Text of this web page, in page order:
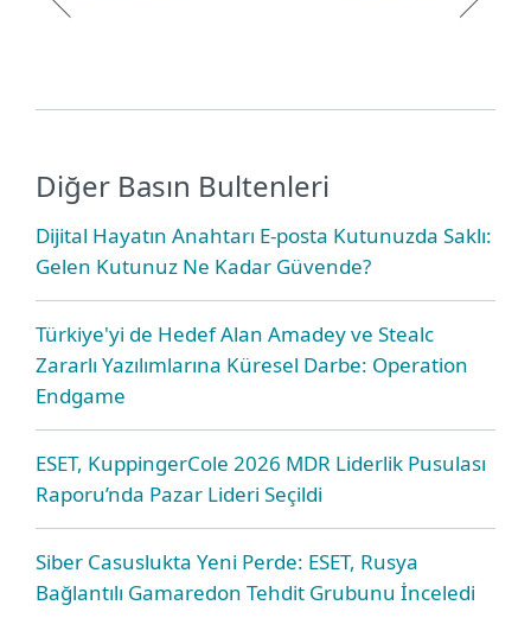
Diğer Basın Bultenleri
Dijital Hayatın Anahtarı E-posta Kutunuzda Saklı:
Gelen Kutunuz Ne Kadar Güvende?
Türkiye'yi de Hedef Alan Amadey ve Stealc
Zararlı Yazılımlarına Küresel Darbe: Operation
Endgame
ESET, KuppingerCole 2026 MDR Liderlik Pusulası
Raporu’nda Pazar Lideri Seçildi
Siber Casuslukta Yeni Perde: ESET, Rusya
Bağlantılı Gamaredon Tehdit Grubunu İnceledi